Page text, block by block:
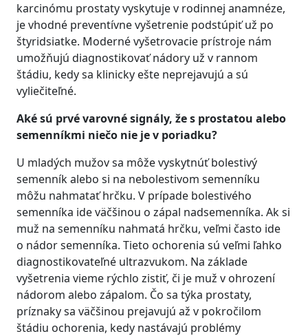
karcinómu prostaty vyskytuje v rodinnej anamnéze,
je vhodné preventívne vyšetrenie podstúpiť už po
štyridsiatke. Moderné vyšetrovacie prístroje nám
umožňujú diagnostikovať nádory už v rannom
štádiu, kedy sa klinicky ešte neprejavujú a sú
vyliečiteľné.
Aké sú prvé varovné signály, že s prostatou alebo
semenníkmi niečo nie je v poriadku?
U mladých mužov sa môže vyskytnúť bolestivý
semenník alebo si na nebolestivom semenníku
môžu nahmatať hrčku. V prípade bolestivého
semenníka ide väčšinou o zápal nadsemenníka. Ak si
muž na semenníku nahmatá hrčku, veľmi často ide
o nádor semenníka. Tieto ochorenia sú veľmi ľahko
diagnostikovateľné ultrazvukom. Na základe
vyšetrenia vieme rýchlo zistiť, či je muž v ohrození
nádorom alebo zápalom. Čo sa týka prostaty,
príznaky sa väčšinou prejavujú až v pokročilom
štádiu ochorenia, kedy nastávajú problémy